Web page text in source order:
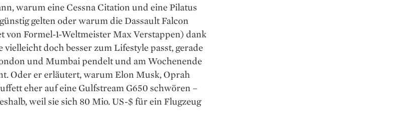
warum eine Cessna Citation und eine Pilatus
gelten oder warum die Dassault Falcon
von Formel-1-Welt­meister Max Verstappen) dank
doch besser zum Lifestyle passt, gerade
und Mumbai pendelt und am Wochen­ende
Oder er erläutert, warum Elon Musk, Oprah
eher auf eine Gulf­stream G650 schwören –
weil sie sich 80 Mio. US-$ für ein Flugzeug